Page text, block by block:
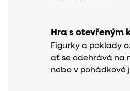
Hra s otevřeným
Figurky a poklady
ať se odehrává na
nebo v pohádkové